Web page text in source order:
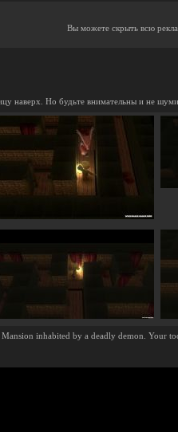
Вы можете скрыть всю
наверх. Но будьте внимательны и не
inhabited by a deadly demon. Your